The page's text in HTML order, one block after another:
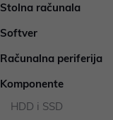
Stolna računala
Softver
Računalna periferija
Komponente
HDD i SSD